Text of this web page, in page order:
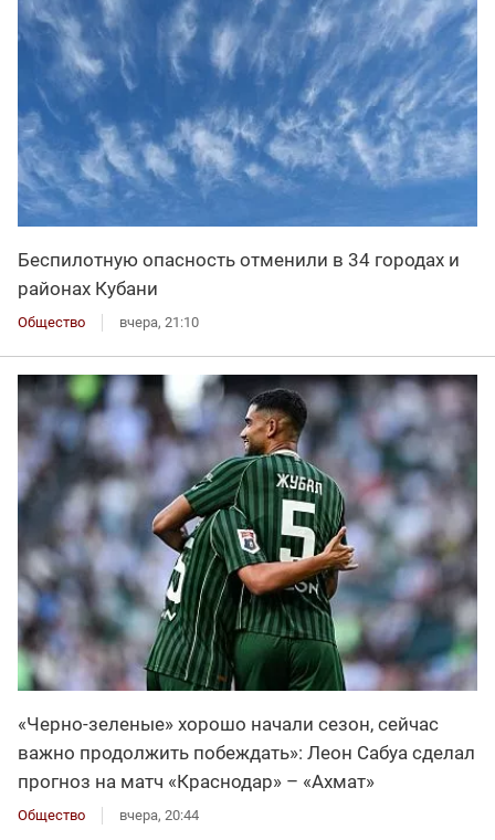
Беспилотную опасность отменили в 34 городах и
районах Кубани
Общество вчера, 21:10
«Черно-зеленые» хорошо начали сезон, сейчас
важно продолжить побеждать»: Леон Сабуа сделал
прогноз на матч «Краснодар» – «Ахмат»
Общество вчера, 20:44